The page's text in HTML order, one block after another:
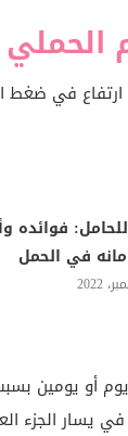
الحملي
في ضغط
للحامل: فوائده
في الحمل
أو يومين
يسار الجزء